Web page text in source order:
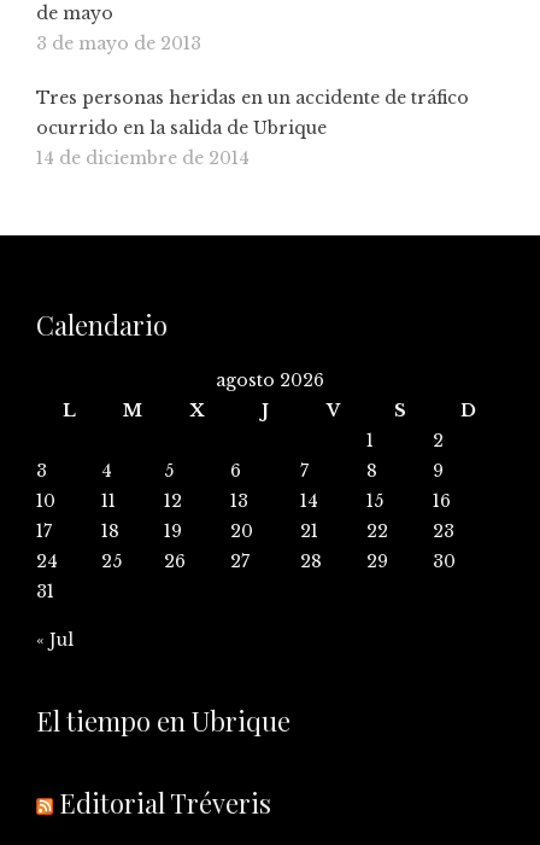
de mayo
3 de mayo de 2013
Tres personas heridas en un accidente de tráfico
ocurrido en la salida de Ubrique
14 de diciembre de 2014
Calendario
agosto 2026
L
M X J V S
D
1
2
3
4 5 6 7 8
9
10
11 12 13 14 15
16
17
18 19 20 21 22
23
24
25 26 27 28 29
30
31
« Jul
El tiempo en Ubrique
Editorial Tréveris